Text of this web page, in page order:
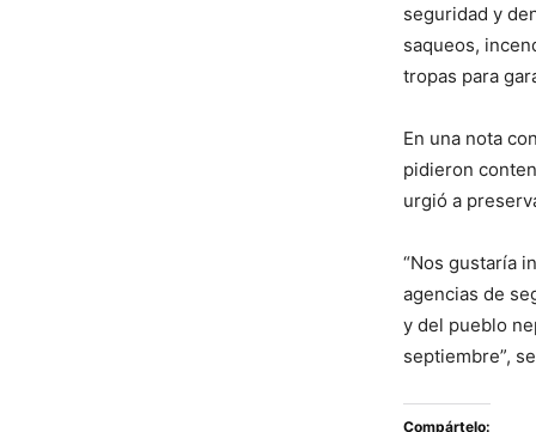
seguridad y
saqueos,
tropas para
En una nota
pidieron
urgió a
“Nos gustaría
agencias de
y del pueblo
septiembre”,
Compártelo: